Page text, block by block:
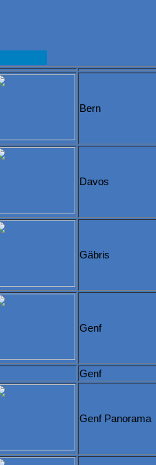
Bern
Davos
Gäbris
Genf
Genf
Genf Panorama